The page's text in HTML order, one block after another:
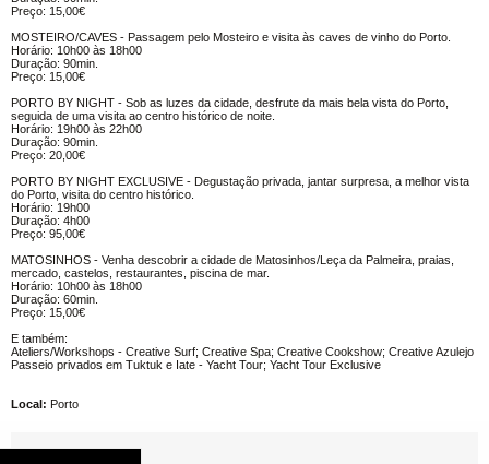
Preço: 15,00€
MOSTEIRO/CAVES - Passagem pelo Mosteiro e visita às caves de vinho do Porto.
Horário: 10h00 às 18h00
Duração: 90min.
Preço: 15,00€
PORTO BY NIGHT - Sob as luzes da cidade, desfrute da mais bela vista do Porto,
seguida de uma visita ao centro histórico de noite.
Horário: 19h00 às 22h00
Duração: 90min.
Preço: 20,00€
PORTO BY NIGHT EXCLUSIVE - Degustação privada, jantar surpresa, a melhor vista
do Porto, visita do centro histórico.
Horário: 19h00
Duração: 4h00
Preço: 95,00€
MATOSINHOS - Venha descobrir a cidade de Matosinhos/Leça da Palmeira, praias,
mercado, castelos, restaurantes, piscina de mar.
Horário: 10h00 às 18h00
Duração: 60min.
Preço: 15,00€
E também:
Ateliers/Workshops - Creative Surf; Creative Spa; Creative Cookshow; Creative Azulejo
Passeio privados em Tuktuk e Iate - Yacht Tour; Yacht Tour Exclusive
Local: Porto